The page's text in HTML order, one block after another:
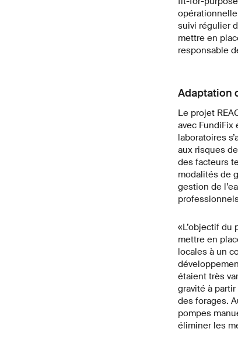
suivi régulier
mettre en
responsable
Adaptation
Le projet
avec FundiFix
laboratoires
aux risques
des facteurs
modalités de
gestion de
«L’objectif du
mettre en
locales à un
étaient très
gravité à
des forages.
pompes
éliminer les